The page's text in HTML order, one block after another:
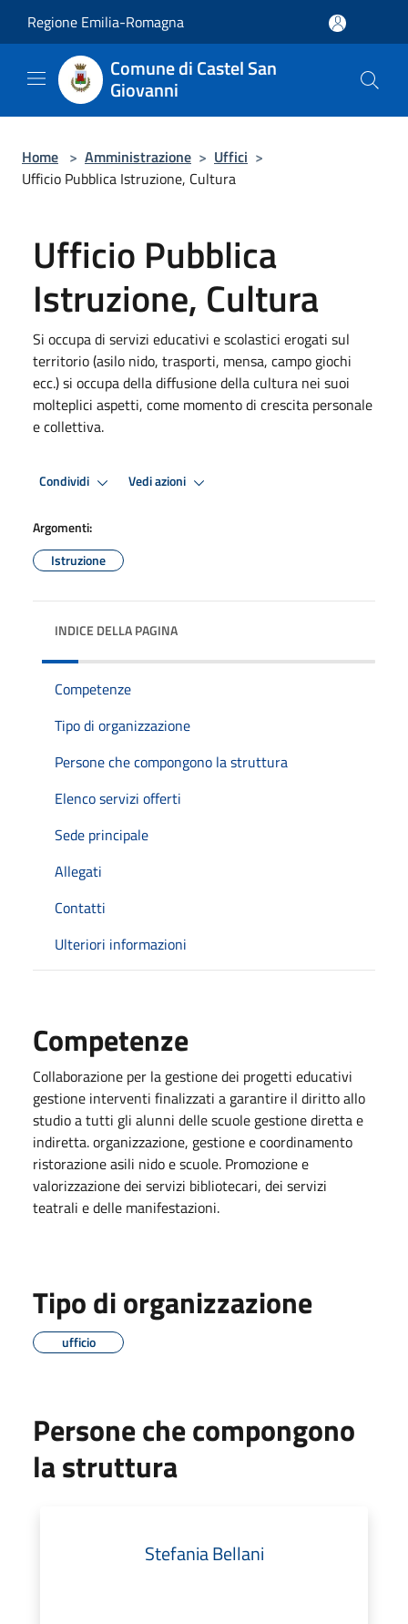
Regione Emilia-Romagna
Comune di Castel San
Giovanni
Home > Amministrazione > Uffici >
Ufficio Pubblica Istruzione, Cultura
Ufficio Pubblica
Istruzione, Cultura
Si occupa di servizi educativi e scolastici erogati sul
territorio (asilo nido, trasporti, mensa, campo giochi
ecc.) si occupa della diffusione della cultura nei suoi
molteplici aspetti, come momento di crescita personale
e collettiva.
Condividi Vedi azioni
Argomenti:
Istruzione
INDICE DELLA PAGINA
Competenze
Tipo di organizzazione
Persone che compongono la struttura
Elenco servizi offerti
Sede principale
Allegati
Contatti
Ulteriori informazioni
Competenze
Collaborazione per la gestione dei progetti educativi
gestione interventi finalizzati a garantire il diritto allo
studio a tutti gli alunni delle scuole gestione diretta e
indiretta. organizzazione, gestione e coordinamento
ristorazione asili nido e scuole. Promozione e
valorizzazione dei servizi bibliotecari, dei servizi
teatrali e delle manifestazioni.
Tipo di organizzazione
ufficio
Persone che compongono
la struttura
Stefania Bellani